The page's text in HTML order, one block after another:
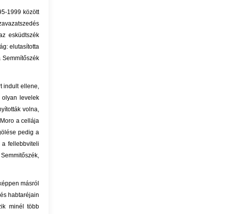
1999 között
esküdtszék
elutasította
indult ellene,
olyan levelek
volna,
a cellája
pedig a
fellebbviteli
másról
habtaréjain
minél több